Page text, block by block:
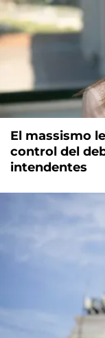
El massismo
control del
intendentes